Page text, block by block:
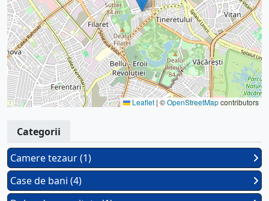
Leaflet | ©OpenStreetMapcontributors
Categorii
Camere tezaur (1)
Case de bani (4)